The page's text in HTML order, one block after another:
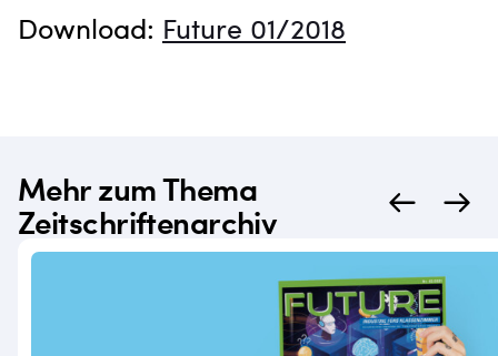
Download: Future 01/2018
Mehr zum Thema
Zeitschriftenarchiv